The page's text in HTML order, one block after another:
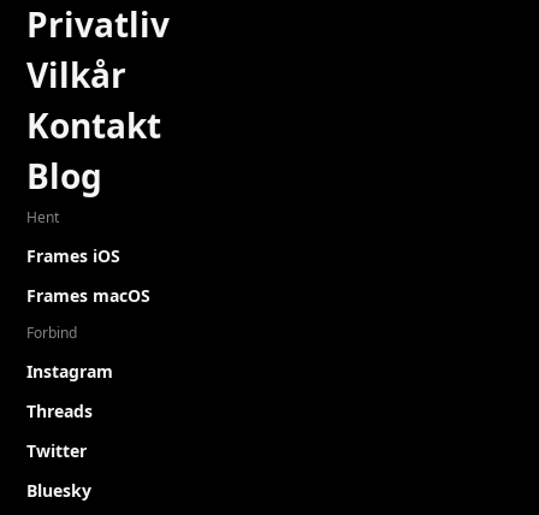
Privatliv
Vilkår
Kontakt
Blog
Hent
Frames iOS
Frames macOS
Forbind
Instagram
Threads
Twitter
Bluesky